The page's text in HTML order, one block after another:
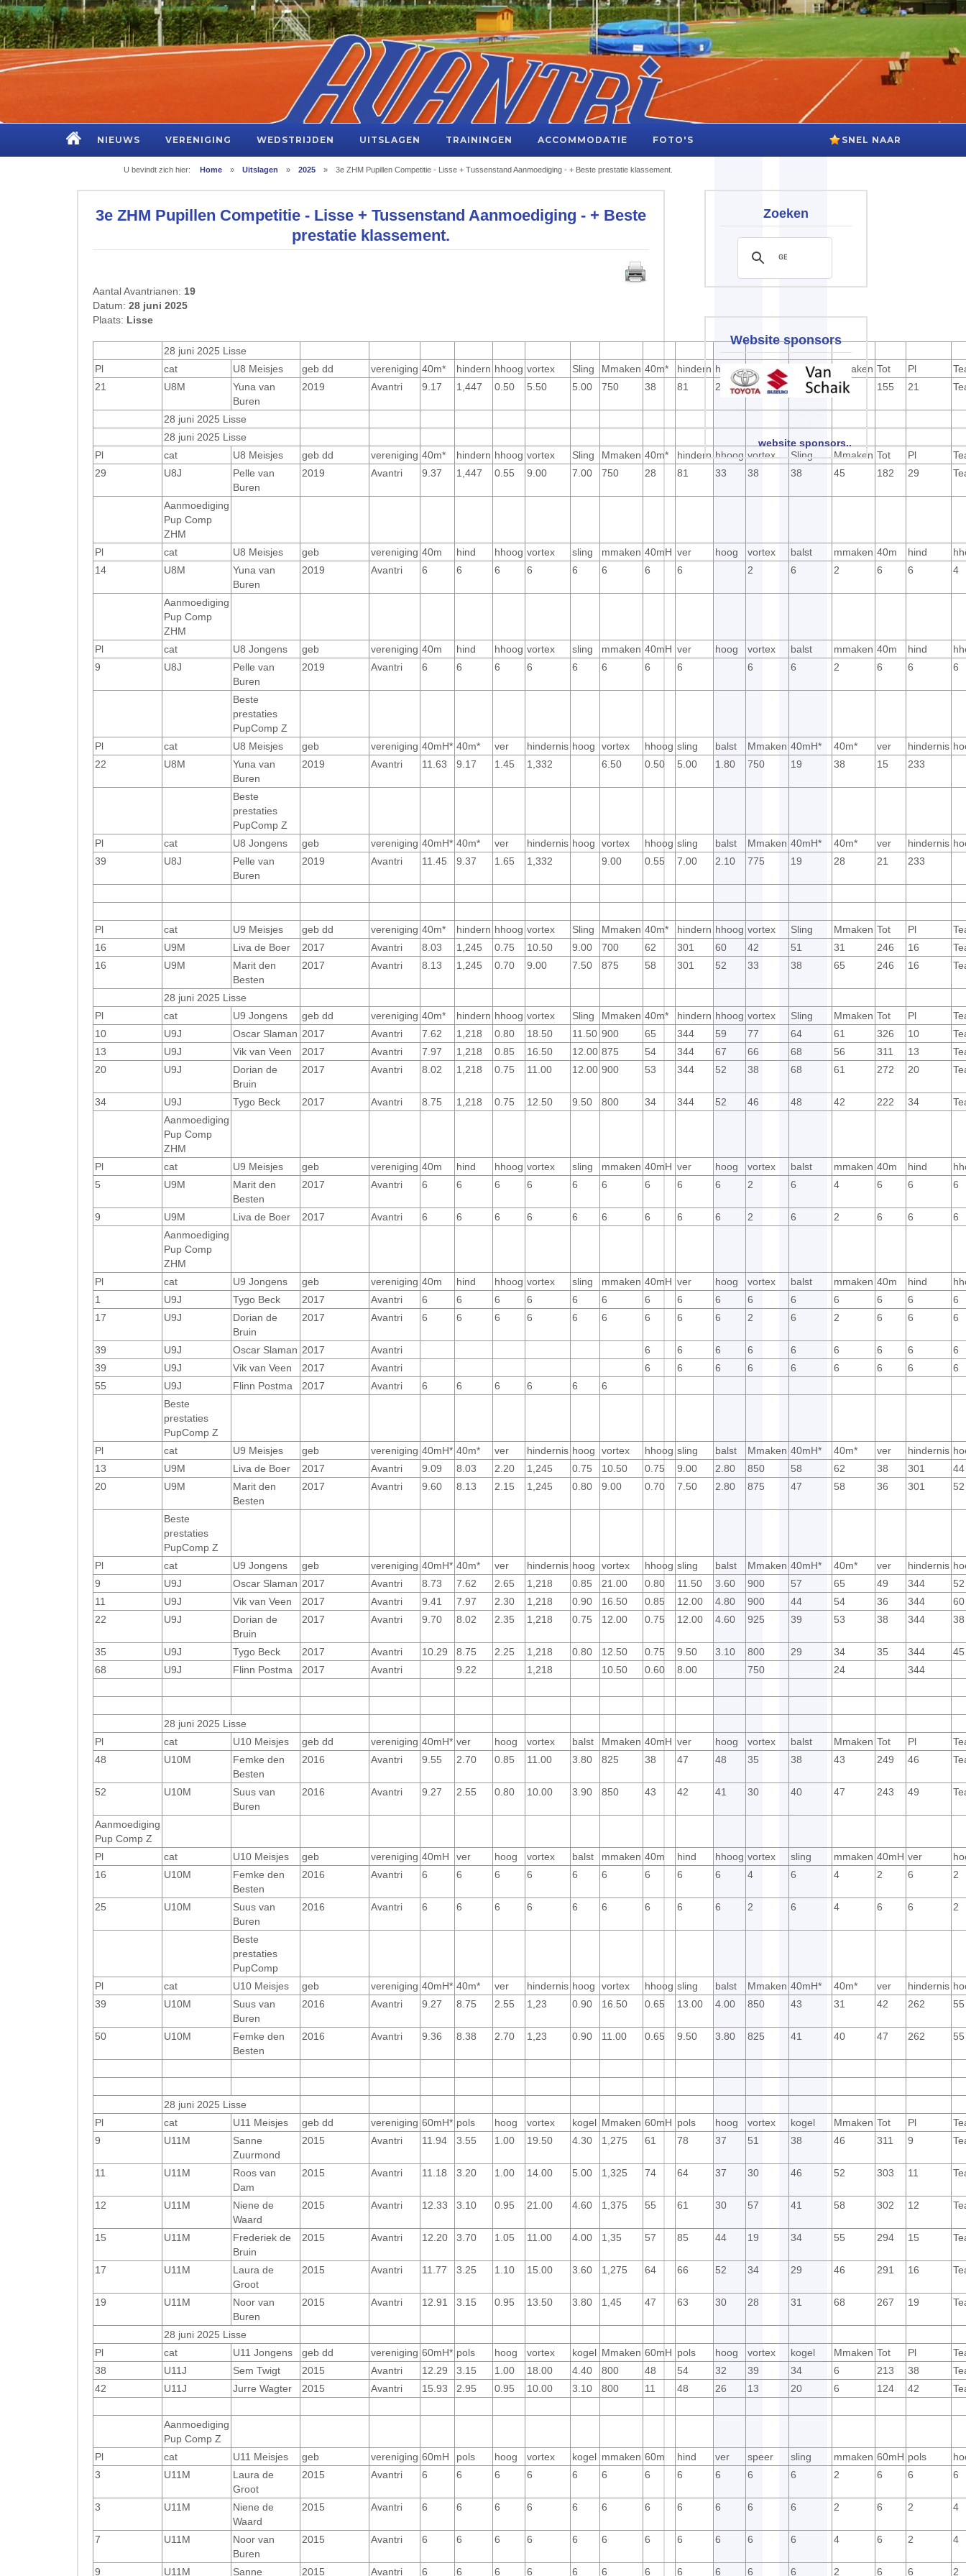
NIEUWS VERENIGING WEDSTRIJDEN UITSLAGEN TRAININGEN ACCOMMODATIE FOTO'S SNEL NAAR
U bevindt zich hier: Home » Uitslagen » 2025 » 3e ZHM Pupillen Competitie - Lisse + Tussenstand Aanmoediging - + Beste prestatie klassement.
3e ZHM Pupillen Competitie - Lisse + Tussenstand Aanmoediging - + Beste
prestatie klassement.
Aantal Avantrianen: 19
Datum: 28 juni 2025
Plaats: Lisse
28 juni 2025 Lisse
Pl
cat U8 Meisjes geb dd vereniging 40m* hindern hhoog vortex Sling Mmaken 40m* hindern hhoog vortex Sling Mmaken Tot Pl
21
U8M
Yuna van
Buren
2019 Avantri 9.17 1,447 0.50 5.50 5.00 750 38 81 28 17 51 155 21
28 juni 2025 Lisse
28 juni 2025 Lisse
Pl
cat U8 Meisjes geb dd vereniging 40m* hindern hhoog vortex Sling Mmaken 40m* hindern hhoog vortex Sling Mmaken Tot Pl
29
U8J
Pelle van
Buren
2019 Avantri 9.37 1,447 0.55 9.00 7.00 750 28 81 33 38 38 45 182 29
Aanmoediging
Pup Comp
ZHM
Pl
cat U8 Meisjes geb vereniging 40m hind hhoog vortex sling mmaken 40mH ver hoog vortex balst mmaken 40m hind
14
U8M
Yuna van
Buren
2019 Avantri 6 6 6 6 6 6 6 6 2 6 2 6 6 4
Aanmoediging
Pup Comp
ZHM
Pl
cat U8 Jongens geb vereniging 40m hind hhoog vortex sling mmaken 40mH ver hoog vortex balst mmaken 40m hind
9
U8J
Pelle van
Buren
2019 Avantri 6 6 6 6 6 6 6 6 6 6 2 6 6 6
Beste
prestaties
PupComp Z
Pl
cat U8 Meisjes geb vereniging 40mH* 40m* ver hindernis hoog vortex hhoog sling balst Mmaken 40mH* 40m* ver hindernis
22
U8M
Yuna van
Buren
2019 Avantri 11.63 9.17 1.45 1,332 6.50 0.50 5.00 1.80 750 19 38 15 233
Beste
prestaties
PupComp Z
Pl
cat U8 Jongens geb vereniging 40mH* 40m* ver hindernis hoog vortex hhoog sling balst Mmaken 40mH* 40m* ver hindernis
39
U8J
Pelle van
Buren
2019 Avantri 11.45 9.37 1.65 1,332 9.00 0.55 7.00 2.10 775 19 28 21 233
Pl cat U9 Meisjes geb dd vereniging 40m* hindern hhoog vortex Sling Mmaken 40m* hindern hhoog vortex Sling Mmaken Tot Pl
16
U9M Liva de Boer 2017 Avantri 8.03 1,245 0.75 10.50 9.00 700 62 301 60 42 51 31 246 16
16
U9M
Marit den
Besten
2017 Avantri 8.13 1,245 0.70 9.00 7.50 875 58 301 52 33 38 65 246 16
28 juni 2025 Lisse
Pl
cat U9 Jongens geb dd vereniging 40m* hindern hhoog vortex Sling Mmaken 40m* hindern hhoog vortex Sling Mmaken Tot Pl
10
U9J Oscar Slaman 2017 Avantri 7.62 1,218 0.80 18.50 11.50 900 65 344 59 77 64 61 326 10
13
U9J Vik van Veen 2017 Avantri 7.97 1,218 0.85 16.50 12.00 875 54 344 67 66 68 56 311 13
20
U9J
Dorian de
Bruin
2017 Avantri 8.02 1,218 0.75 11.00 12.00 900 53 344 52 38 68 61 272 20
34 U9J Tygo Beck 2017 Avantri 8.75 1,218 0.75 12.50 9.50 800 34 344 52 46 48 42 222 34
Aanmoediging
Pup Comp
ZHM
Pl
cat U9 Meisjes geb vereniging 40m hind hhoog vortex sling mmaken 40mH ver hoog vortex balst mmaken 40m hind
5
U9M
Marit den
Besten
2017 Avantri 6 6 6 6 6 6 6 6 6 2 6 4 6 6 6
9 U9M Liva de Boer 2017 Avantri 6 6 6 6 6 6 6 6 6 2 6 2 6 6
6
Aanmoediging
Pup Comp
ZHM
Pl
cat U9 Jongens geb vereniging 40m hind hhoog vortex sling mmaken 40mH ver hoog vortex balst mmaken 40m hind
1
U9J Tygo Beck 2017 Avantri 6 6 6 6 6 6 6 6 6 6 6 6 6 6
6
17
U9J
Dorian de
Bruin
2017 Avantri 6 6 6 6 6 6 6 6 6 2 6 2 6 6 6
39 U9J Oscar Slaman 2017 Avantri 6 6 6 6 6 6 6 6
6
39
U9J Vik van Veen 2017 Avantri 6 6 6 6 6 6 6 6
6
55
U9J Flinn Postma 2017 Avantri 6 6 6 6 6
6
Beste
prestaties
PupComp Z
Pl
cat U9 Meisjes geb vereniging 40mH* 40m* ver hindernis hoog vortex hhoog sling balst Mmaken 40mH* 40m* ver hindernis
13
U9M Liva de Boer 2017 Avantri 9.09 8.03 2.20 1,245 0.75 10.50 0.75 9.00 2.80 850 58 62 38 301
44
20
U9M
Marit den
Besten
2017 Avantri 9.60 8.13 2.15 1,245 0.80 9.00 0.70 7.50 2.80 875 47 58 36 301 52
Beste
prestaties
PupComp Z
Pl
cat U9 Jongens geb vereniging 40mH* 40m* ver hindernis hoog vortex hhoog sling balst Mmaken 40mH* 40m* ver hindernis
9
U9J Oscar Slaman 2017 Avantri 8.73 7.62 2.65 1,218 0.85 21.00 0.80 11.50 3.60 900 57 65 49 344
52
11
U9J Vik van Veen 2017 Avantri 9.41 7.97 2.30 1,218 0.90 16.50 0.85 12.00 4.80 900 44 54 36 344
60
22
U9J
Dorian de
Bruin
2017 Avantri 9.70 8.02 2.35 1,218 0.75 12.00 0.75 12.00 4.60 925 39 53 38 344 38
35 U9J Tygo Beck 2017 Avantri 10.29 8.75 2.25 1,218 0.80 12.50 0.75 9.50 3.10 800 29 34 35 344
45
68
U9J Flinn Postma 2017 Avantri 9.22 1,218 10.50 0.60 8.00 750 24 344
28 juni 2025 Lisse
Pl
cat U10 Meisjes geb dd vereniging 40mH* ver hoog vortex balst Mmaken 40mH ver hoog vortex balst Mmaken Tot Pl
48
U10M
Femke den
Besten
2016 Avantri 9.55 2.70 0.85 11.00 3.80 825 38 47 48 35 38 43 249 46
52 U10M
Suus van
Buren
2016 Avantri 9.27 2.55 0.80 10.00 3.90 850 43 42 41 30 40 47 243 49
Aanmoediging
Pup Comp Z
Pl
cat U10 Meisjes geb vereniging 40mH ver hoog vortex balst mmaken 40m hind hhoog vortex sling mmaken 40mH ver
16
U10M
Femke den
Besten
2016 Avantri 6 6 6 6 6 6 6 6 6 4 6 4 2 6 2
25 U10M
Suus van
Buren
2016 Avantri 6 6 6 6 6 6 6 6 6 2 6 4 6 6 2
Beste
prestaties
PupComp
Pl
cat U10 Meisjes geb vereniging 40mH* 40m* ver hindernis hoog vortex hhoog sling balst Mmaken 40mH* 40m* ver hindernis
39
U10M
Suus van
Buren
2016 Avantri 9.27 8.75 2.55 1,23 0.90 16.50 0.65 13.00 4.00 850 43 31 42 262 55
50 U10M
Femke den
Besten
2016 Avantri 9.36 8.38 2.70 1,23 0.90 11.00 0.65 9.50 3.80 825 41 40 47 262 55
28 juni 2025 Lisse
Pl
cat U11 Meisjes geb dd vereniging 60mH* pols hoog vortex kogel Mmaken 60mH pols hoog vortex kogel Mmaken Tot Pl
9
U11M
Sanne
Zuurmond
2015 Avantri 11.94 3.55 1.00 19.50 4.30 1,275 61 78 37 51 38 46 311 9
11 U11M
Roos van
Dam
2015 Avantri 11.18 3.20 1.00 14.00 5.00 1,325 74 64 37 30 46 52 303 11
12 U11M
Niene de
Waard
2015 Avantri 12.33 3.10 0.95 21.00 4.60 1,375 55 61 30 57 41 58 302 12
15 U11M
Frederiek de
Bruin
2015 Avantri 12.20 3.70 1.05 11.00 4.00 1,35 57 85 44 19 34 55 294 15
17 U11M
Laura de
Groot
2015 Avantri 11.77 3.25 1.10 15.00 3.60 1,275 64 66 52 34 29 46 291 16
19 U11M
Noor van
Buren
2015 Avantri 12.91 3.15 0.95 13.50 3.80 1,45 47 63 30 28 31 68 267 19
28 juni 2025 Lisse
Pl
cat U11 Jongens geb dd vereniging 60mH* pols hoog vortex kogel Mmaken 60mH pols hoog vortex kogel Mmaken Tot Pl
38
U11J Sem Twigt 2015 Avantri 12.29 3.15 1.00 18.00 4.40 800 48 54 32 39 34 6 213 38
42
U11J Jurre Wagter 2015 Avantri 15.93 2.95 0.95 10.00 3.10 800 11 48 26 13 20 6 124 42
Aanmoediging
Pup Comp Z
Pl
cat U11 Meisjes geb vereniging 60mH pols hoog vortex kogel mmaken 60m hind ver speer sling mmaken 60mH pols
3
U11M
Laura de
Groot
2015 Avantri 6 6 6 6 6 6 6 6 6 6 6 2 6 6 6
3 U11M
Niene de
Waard
2015 Avantri 6 6 6 6 6 6 6 6 6 6 6 2 6 2 4
7 U11M
Noor van
Buren
2015 Avantri 6 6 6 6 6 6 6 6 6 6 6 4 6 2 4
9 U11M Sanne 2015 Avantri 6 6 6 6 6 6 6 6 6 6 6 2 6 6 2
Zoeken
Website sponsors
website sponsors..